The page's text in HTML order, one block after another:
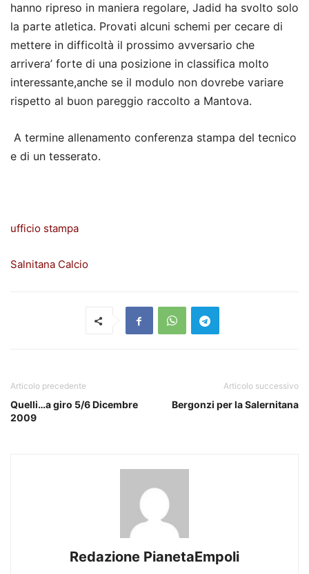
hanno ripreso in maniera regolare, Jadid ha svolto solo
la parte atletica. Provati alcuni schemi per cecare di
mettere in difficoltà il prossimo avversario che
arrivera’ forte di una posizione in classifica molto
interessante,anche se il modulo non dovrebe variare
rispetto al buon pareggio raccolto a Mantova.
A termine allenamento conferenza stampa del tecnico
e di un tesserato.
ufficio stampa
Salnitana Calcio
Articolo precedente
Quelli…a giro 5/6 Dicembre
2009
Articolo successivo
Bergonzi per la Salernitana
Redazione PianetaEmpoli